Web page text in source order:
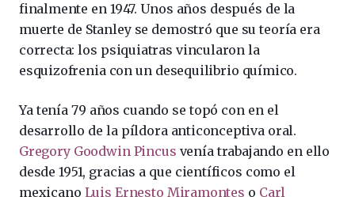
finalmente en 1947. Unos años después de la
muerte de Stanley se demostró que su teoría era
correcta: los psiquiatras vincularon la
esquizofrenia con un desequilibrio químico.
Ya tenía 79 años cuando se topó con en el
desarrollo de la píldora anticonceptiva oral.
Gregory Goodwin Pincus venía trabajando en ello
desde 1951, gracias a que científicos como el
mexicano Luis Ernesto Miramontes o Carl